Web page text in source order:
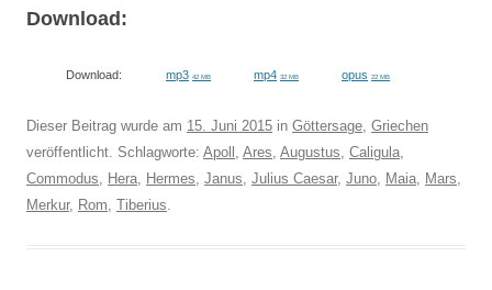
Download:
Download: mp3 42 MB mp4 32 MB opus 22 MB
Dieser Beitrag wurde am 15. Juni 2015 in Göttersage, Griechen
veröffentlicht. Schlagworte: Apoll , Ares, Augustus, Caligula,
Commodus, Hera, Hermes, Janus, Julius Caesar, Juno, Maia, Mars,
Merkur, Rom, Tiberius.